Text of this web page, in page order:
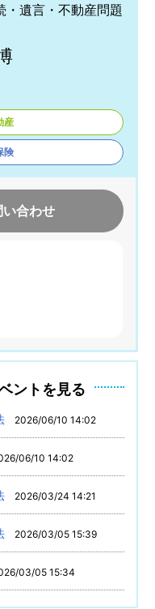
・遺言・不動産問題
産
険
い合わせ
ントを見る
2026/06/10 14:02
06/10 14:02
2026/03/24 14:21
2026/03/05 15:39
03/05 15:34